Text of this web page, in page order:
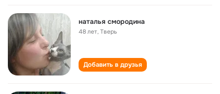
наталья смородина
48 лет,Тверь
Добавить в друзья